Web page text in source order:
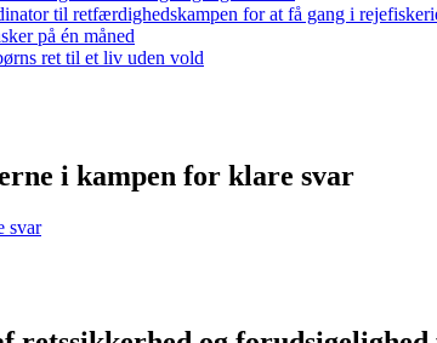
til retfærdighedskampen for at få gang i
på én måned
ret til et liv uden vold
i kampen for klare svar
svar